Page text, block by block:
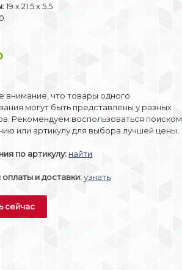
19 х 21.5 х 5.5
внимание, что товары одного
могут быть представлены у разных
Рекомендуем воспользоваться поиском
или артикулу для выбора лучшей цены.
по артикулу: найти
и доставки: узнать
сейчас